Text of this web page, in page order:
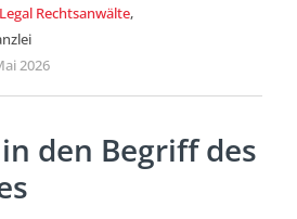
Rechtsanwälte,
2026
den Begriff des